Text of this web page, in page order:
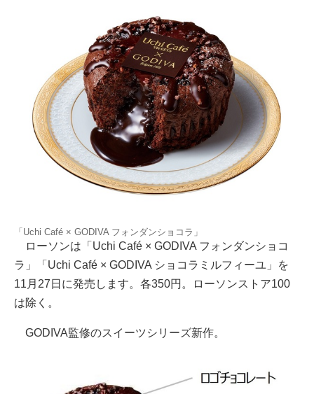
「Uchi Café × GODIVA フォンダンショコラ」
ローソンは「Uchi Café × GODIVA フォンダンショコ
ラ」「Uchi Café × GODIVA ショコラミルフィーユ」を
11月27日に発売します。各350円。ローソンストア100
は除く。
GODIVA監修のスイーツシリーズ新作。